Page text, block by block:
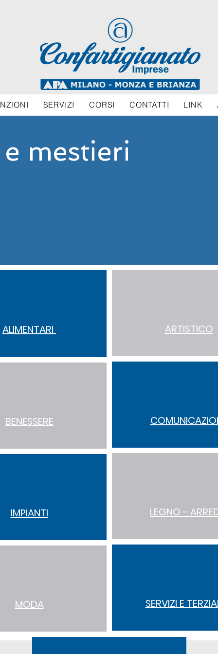
SERVIZI CORSI CONTATTI LINK
mestieri
ALIMENTARI
BENESSERE
IMPIANTI
MODA
ARTISTICO
LEGNO -
SERVIZI E